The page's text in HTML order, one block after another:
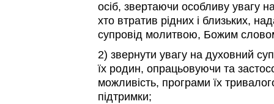
осіб, звертаючи особливу увагу
хто втратив рідних і близьких,
супровід молитвою, Божим
2) звернути увагу на духовний
їх родин, опрацьовуючи та
можливість, програми їх
підтримки;